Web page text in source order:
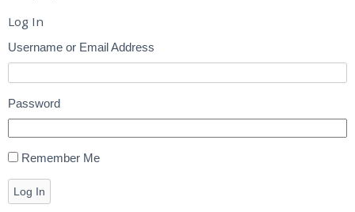
Log In
Username or Email Address
Password
Remember Me
Log In